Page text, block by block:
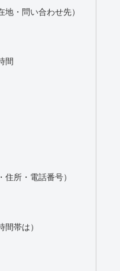
・問い合わせ先）
間
所・電話番号）
帯は）